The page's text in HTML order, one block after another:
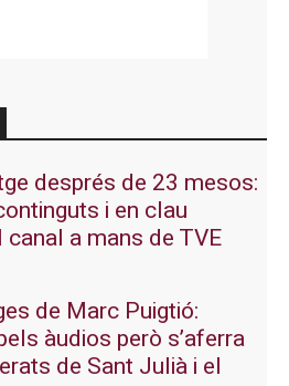
després de 23 mesos:
i en clau
a mans de TVE
de Marc Puigtió:
àudios però s’aferra
de Sant Julià i el